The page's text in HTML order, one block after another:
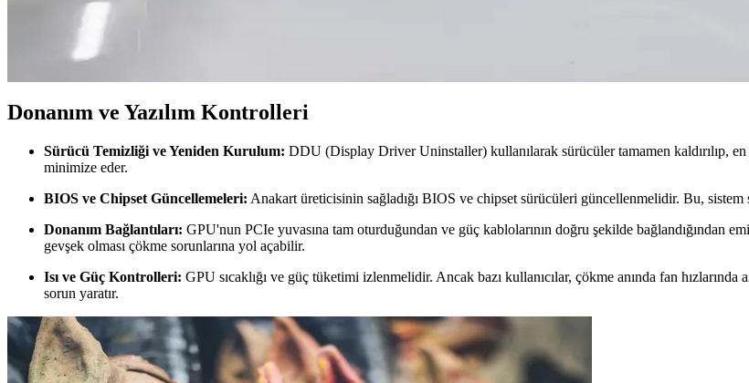
Yüksek Performanslı Grafik Kartları ve Alternatif Seçenekler Hakkında Kapsamlı Bilgi
Grafik kartlarının temel özellikleri, alternatif çözümler ve yeni teknolojiler hakkında detaylı bilgiler içerir. Performans ve maliyet
Donanım ve Yazılım Kontrolleri
Sürücü Temizliği ve Yeniden Kurulum: DDU (Display Driver Uninstaller) kullanılarak sürücüler tamamen kaldırılıp,
minimize eder.
BIOS ve Chipset Güncellemeleri: Anakart üreticisinin sağladığı BIOS ve chipset sürücüleri güncellenmelidir. Bu, sistem
Donanım Bağlantıları: GPU'nun PCIe yuvasına tam oturduğundan ve güç kablolarının doğru şekilde bağlandığından
gevşek olması çökme sorunlarına yol açabilir.
Isı ve Güç Kontrolleri: GPU sıcaklığı ve güç tüketimi izlenmelidir. Ancak bazı kullanıcılar, çökme anında fan hızlarında
sorun yaratır.